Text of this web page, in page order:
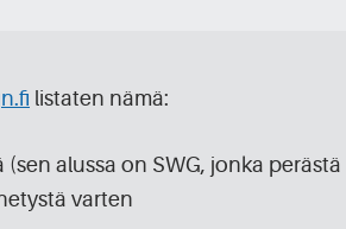
listaten nämä:
alussa on SWG, jonka
varten